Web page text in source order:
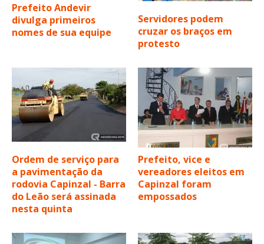
Prefeito Andevir
divulga primeiros
nomes de sua equipe
Servidores podem
cruzar os braços em
protesto
Ordem de serviço para
a pavimentação da
rodovia Capinzal - Barra
do Leão será assinada
nesta quinta
Prefeito, vice e
vereadores eleitos em
Capinzal foram
empossados